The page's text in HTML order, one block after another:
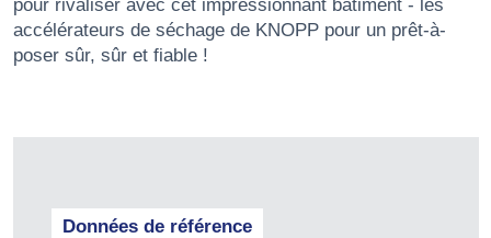
pour rivaliser avec cet impressionnant bâtiment - les
accélérateurs de séchage de KNOPP pour un prêt-à-
poser sûr, sûr et fiable !
Données de référence